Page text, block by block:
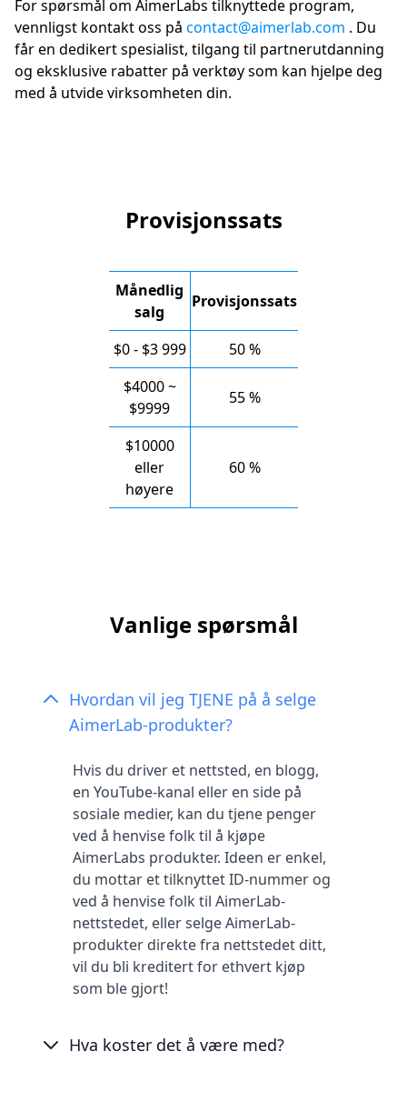
For spørsmål om AimerLabs tilknyttede program,
vennligst kontakt oss på contact@aimerlab.com . Du
får en dedikert spesialist, tilgang til partnerutdanning
og eksklusive rabatter på verktøy som kan hjelpe deg
med å utvide virksomheten din.
Provisjonssats
Månedlig
salg
Provisjonssats
$0 - $3 999
50 %
$4000 ~
$9999
55 %
$10000
eller
høyere
60 %
Vanlige spørsmål
Hvordan vil jeg TJENE på å selge
AimerLab-produkter?
Hvis du driver et nettsted, en blogg,
en YouTube-kanal eller en side på
sosiale medier, kan du tjene penger
ved å henvise folk til å kjøpe
AimerLabs produkter. Ideen er enkel,
du mottar et tilknyttet ID-nummer og
ved å henvise folk til AimerLab-
nettstedet, eller selge AimerLab-
produkter direkte fra nettstedet ditt,
vil du bli kreditert for ethvert kjøp
som ble gjort!
Hva koster det å være med?